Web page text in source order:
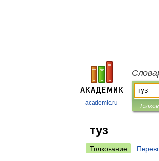
academic.ru
туз
Толкование